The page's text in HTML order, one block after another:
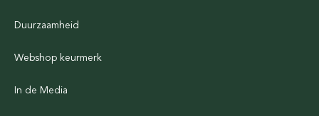
Duurzaamheid
Webshop keurmerk
In de Media